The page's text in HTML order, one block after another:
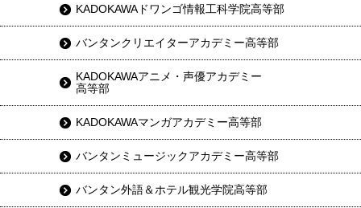
KADOKAWAドワンゴ情報工科学院高等部
バンタンクリエイターアカデミー高等部
KADOKAWAアニメ・声優アカデミー
高等部
KADOKAWAマンガアカデミー高等部
バンタンミュージックアカデミー高等部
バンタン外語＆ホテル観光学院高等部